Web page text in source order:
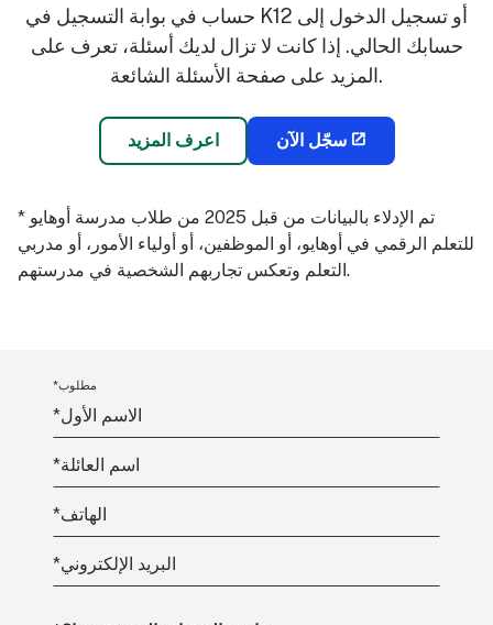
حساب في بوابة التسجيل في K12 أو تسجيل الدخول إلى
حسابك الحالي. إذا كانت لا تزال لديك أسئلة، تعرف على
المزيد على صفحة الأسئلة الشائعة.
اعرف المزيد سجّل الآن
* تم الإدلاء بالبيانات من قبل 2025 من طلاب مدرسة أوهايو
للتعلم الرقمي في أوهايو، أو الموظفين، أو أولياء الأمور، أو مدربي
التعلم وتعكس تجاربهم الشخصية في مدرستهم.
*مطلوب
*الاسم الأول
*اسم العائلة
*الهاتف
*البريد الإلكتروني